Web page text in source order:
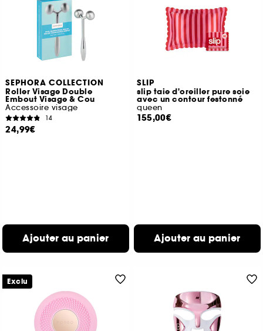
SEPHORA COLLECTION
Roller Visage Double
Embout Visage & Cou
Accessoire visage
14
24,99€
Ajouter au panier
SLIP
slip taie d'oreiller pure soie
avec un contour festonné
queen
155,00€
Ajouter au panier
Exclu